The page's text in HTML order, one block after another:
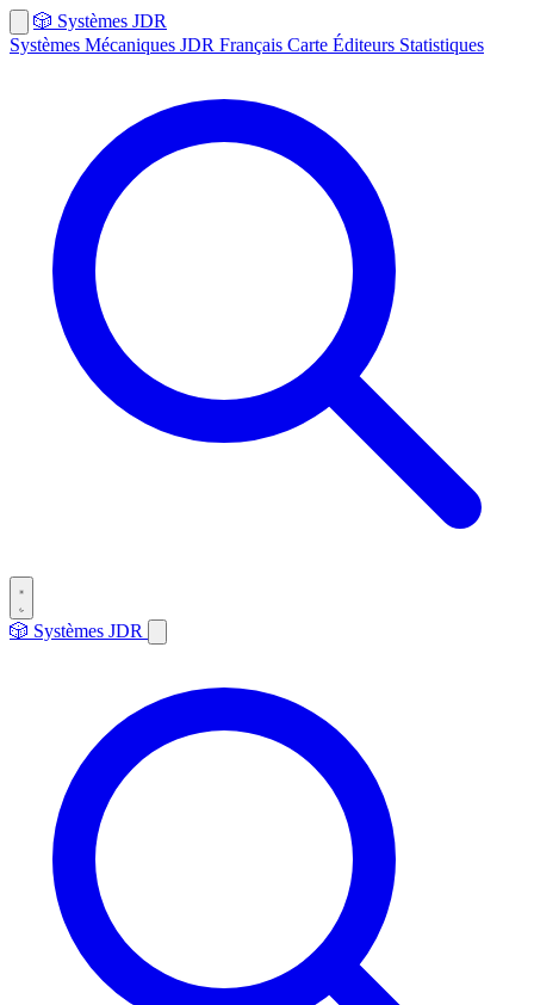
🎲 Systèmes JDR
Systèmes Mécaniques JDR Français Carte Éditeurs Statistiques
🎲 Systèmes JDR